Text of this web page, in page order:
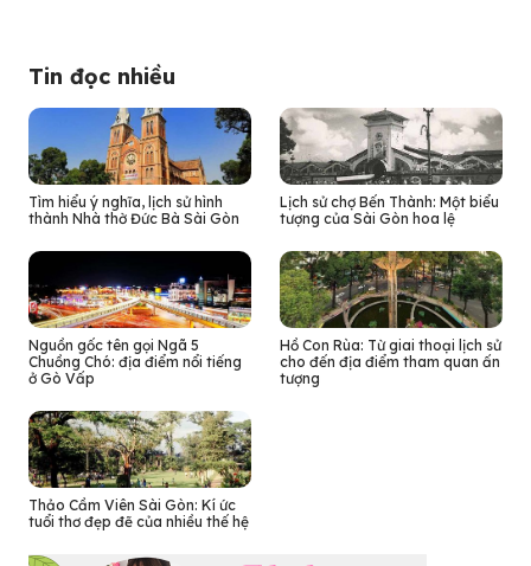
Tin đọc nhiều
Tìm hiểu ý nghĩa, lịch sử hình
thành Nhà thờ Đức Bà Sài Gòn
Lịch sử chợ Bến Thành: Một biểu
tượng của Sài Gòn hoa lệ
Nguồn gốc tên gọi Ngã 5
Chuồng Chó: địa điểm nổi tiếng
ở Gò Vấp
Hồ Con Rùa: Từ giai thoại lịch sử
cho đến địa điểm tham quan ấn
tượng
Thảo Cầm Viên Sài Gòn: Kí ức
tuổi thơ đẹp đẽ của nhiều thế hệ